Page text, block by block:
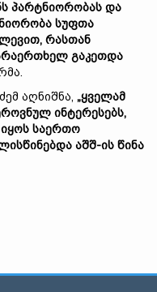
პარტნიორობას და
სუფთა
რასთან
გაკეთდა
აღნიშნა, „ყველამ
ინტერესებს,
იყოს საერთო
აშშ-ის წინა